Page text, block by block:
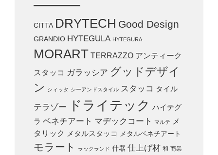
CITTA DRYTECH Good Design
GRANDIO HYTEGULA HYTEGURA
MORART TERRAZZO アンティーク
スタッコ ガラッシア グッドデザイ
ン
シィッタ シーアンドスタイル スタッコ タイル
テラゾー ドライテック ハイテグ
ラ ベネチアート マヂックコート マルテ
メ
タリック メタルスタッコ メタルベネチアート
モラート ラックランド 什器 仕上げ材 和 商業